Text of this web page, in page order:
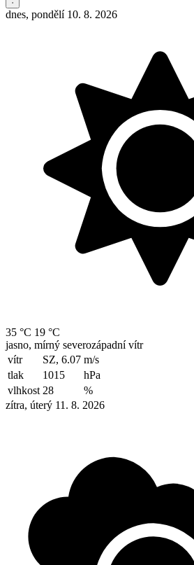
dnes, pondělí 10. 8. 2026
35 °C 19 °C
jasno, mírný severozápadní vítr
vítr
SZ, 6.07 m/s
tlak
1015
hPa
vlhkost 28
%
zítra, úterý 11. 8. 2026